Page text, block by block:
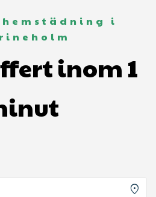
i
inom 1
location_on